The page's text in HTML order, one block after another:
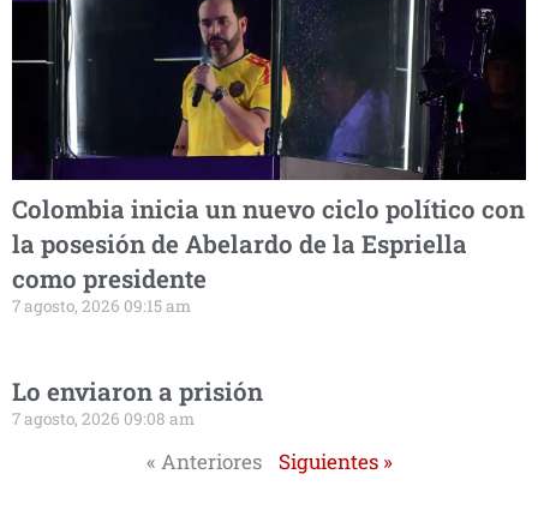
Colombia inicia un nuevo ciclo político con
la posesión de Abelardo de la Espriella
como presidente
7 agosto, 2026 09:15 am
Lo enviaron a prisión
7 agosto, 2026 09:08 am
« Anteriores Siguientes »